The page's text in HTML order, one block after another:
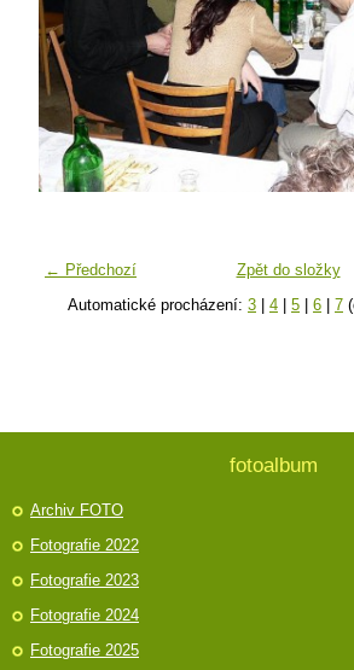
← Předchozí
Zpět do složky
Automatické procházení: 3 | 4 | 5 | 6 | 7
fotoalbum
Archiv FOTO
Fotografie 2022
Fotografie 2023
Fotografie 2024
Fotografie 2025